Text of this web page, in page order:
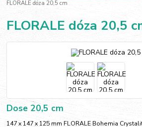
FLORALE dóza 20,5 cm
FLORALE dóza 20,5
Dose 20,5 cm
147 x 147 x 125 mm FLORALE Bohemia